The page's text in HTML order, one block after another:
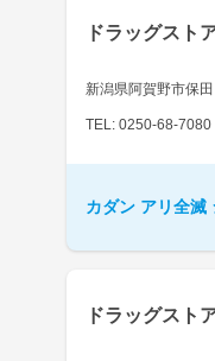
ドラッグスト
新潟県阿賀野市保田
TEL: 0250-68-7080
カダン アリ全滅
ドラッグスト